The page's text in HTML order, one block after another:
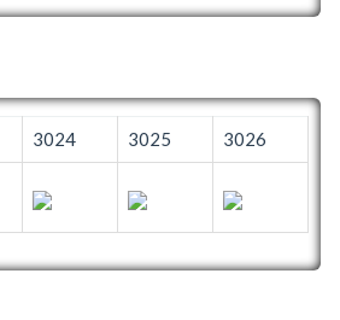
3024 3025 3026